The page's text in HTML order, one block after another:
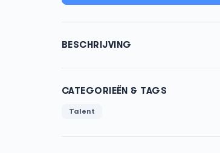
BESCHRIJVING
CATEGORIEËN & TAGS
Talent